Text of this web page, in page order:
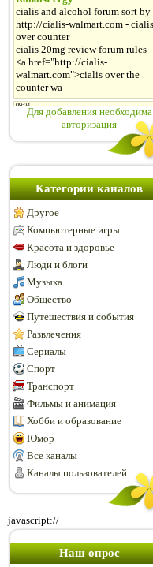
Для добавления необходима
авторизация
Категории каналов
Другое
Компьютерные игры
Красота и здоровье
Люди и блоги
Музыка
Общество
Путешествия и события
Развлечения
Сериалы
Спорт
Транспорт
Фильмы и анимация
Хобби и образование
Юмор
Все каналы
Каналы пользователей
javascript://
Наш опрос